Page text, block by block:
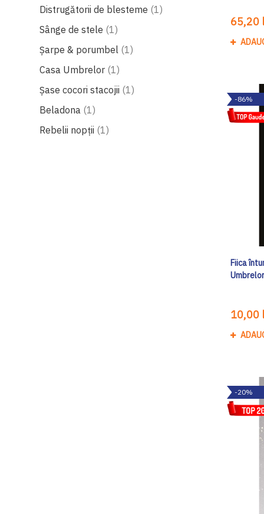
Distrugătorii de blesteme 1produs
Sânge de stele 1produs
Șarpe & porumbel 1produs
Casa Umbrelor 1produs
Șase cocori stacojii 1produs
Beladona 1produs
Rebelii nopţii 1produs
65,20
-86%
Fiica
10,00
-20%